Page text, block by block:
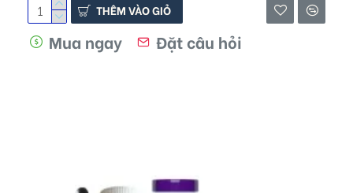
THÊM VÀO GIỎ
Mua ngay Đặt câu hỏi